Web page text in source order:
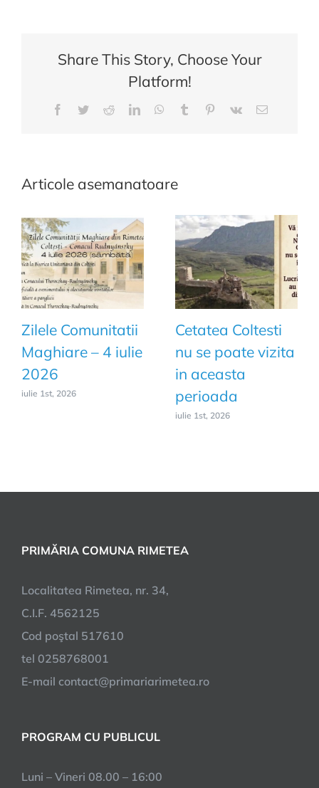
Share This Story, Choose Your
Platform!
Facebook
TwitterRedditLinkedInWhatsApp
Tumblr Pinterest
Vk
E-
Articole asemanatoare
Zilele Comunitatii
Maghiare – 4 iulie
2026
iulie 1st, 2026
Cetatea Coltesti
nu se poate vizita
in aceasta
perioada
iulie 1st, 2026
PRIMĂRIA COMUNA RIMETEA
Localitatea Rimetea, nr. 34,
C.I.F. 4562125
Cod poştal 517610
tel 0258768001
E-mail contact@primariarimetea.ro
PROGRAM CU PUBLICUL
Luni – Vineri 08.00 – 16:00